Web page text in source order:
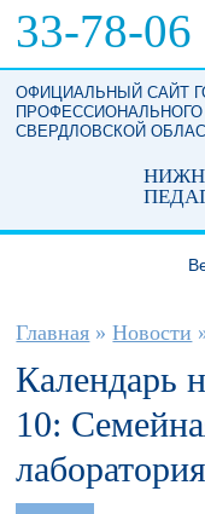
33-78-06
ОФИЦИАЛЬНЫЙ САЙТ
СВЕРДЛОВСКОЙ
Вы здесь
Главная » Новости
Календарь
10: